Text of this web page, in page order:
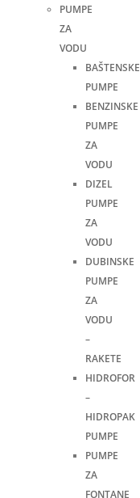
PUMPE
ZA
VODU
BAŠTENSKE
PUMPE
BENZINSKE
PUMPE
ZA
VODU
DIZEL
PUMPE
ZA
VODU
DUBINSKE
PUMPE
ZA
VODU
–
RAKETE
HIDROFOR
–
HIDROPAK
PUMPE
PUMPE
ZA
FONTANE